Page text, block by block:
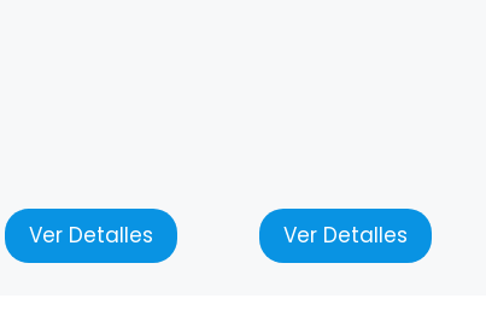
Ver Detalles Ver Detalles